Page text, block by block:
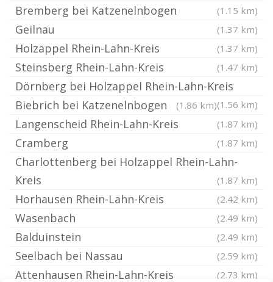
Bremberg bei Katzenelnbogen (1.15 km)
Geilnau (1.37 km)
Holzappel Rhein-Lahn-Kreis (1.37 km)
Steinsberg Rhein-Lahn-Kreis (1.47 km)
Dörnberg bei Holzappel Rhein-Lahn-Kreis
(1.56 km)
Biebrich bei Katzenelnbogen (1.86 km)
Langenscheid Rhein-Lahn-Kreis (1.87 km)
Cramberg (1.87 km)
Charlottenberg bei Holzappel Rhein-Lahn-
Kreis
(1.87 km)
Horhausen Rhein-Lahn-Kreis (2.42 km)
Wasenbach (2.49 km)
Balduinstein (2.49 km)
Seelbach bei Nassau (2.59 km)
Attenhausen Rhein-Lahn-Kreis (2.73 km)